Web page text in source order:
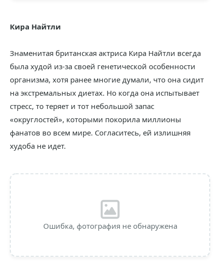
Кира Найтли
Знаменитая британская актриса Кира Найтли всегда
была худой из-за своей генетической особенности
организма, хотя ранее многие думали, что она сидит
на экстремальных диетах. Но когда она испытывает
стресс, то теряет и тот небольшой запас
«округлостей», которыми покорила миллионы
фанатов во всем мире. Согласитесь, ей излишняя
худоба не идет.
Ошибка, фотография не обнаружена